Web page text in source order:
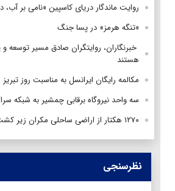
روایت ماندگار دریای کاسپین «نامی بر آب،
«تنگه هرمز» در پسا جنگ
خبرنگاران، روایتگران صادق مسیر توسعه
هستند
مکالمه رایگان ایرانسل به مناسبت روز تبریز
سه واحد نیروگاه برقابی چمشیر به شبکه
۱۲۷۰ هکتار از اراضی ساحلی مکران زیر کشت میگو رفت
نظرسنجی